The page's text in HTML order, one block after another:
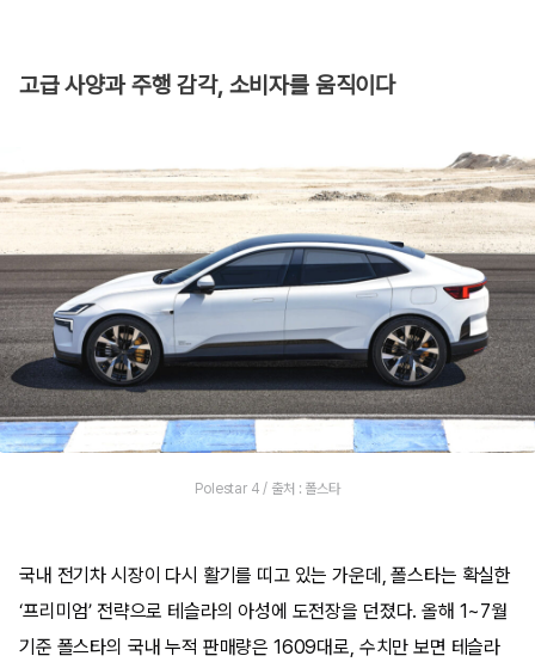
고급 사양과 주행 감각, 소비자를 움직이다
Polestar 4 / 출처 : 폴스타
국내 전기차 시장이 다시 활기를 띠고 있는 가운데, 폴스타는 확실한
‘프리미엄’ 전략으로 테슬라의 아성에 도전장을 던졌다. 올해 1~7월
기준 폴스타의 국내 누적 판매량은 1609대로, 수치만 보면 테슬라